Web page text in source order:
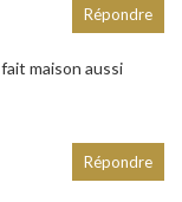
fait maison aussi
Répondre
Répondre